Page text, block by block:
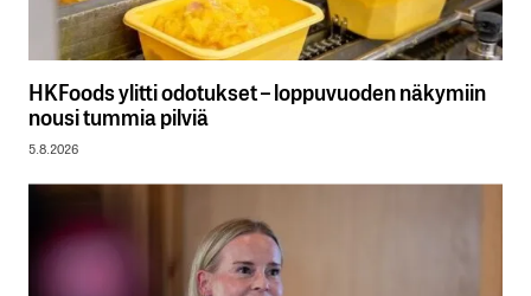
HKFoods ylitti odotukset – loppuvuoden näkymiin
nousi tummia pilviä
5.8.2026